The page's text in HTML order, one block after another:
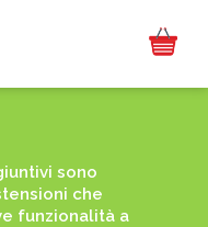
sono
che
funzionalità a